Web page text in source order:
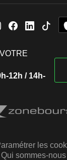
12h / 14h-
les
Qui sommes-